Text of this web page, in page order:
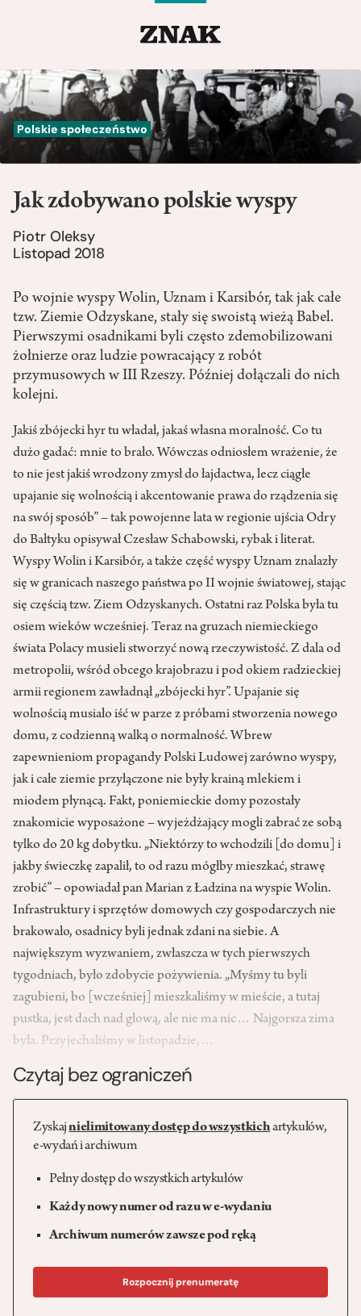
Polskie społeczeństwo
Jak zdobywano polskie wyspy
Piotr Oleksy
Listopad 2018
Po wojnie wyspy Wolin, Uznam i Karsibór, tak jak całe
tzw. Ziemie Odzyskane, stały się swoistą wieżą Babel.
Pierwszymi osadnikami byli często zdemobilizowani
żołnierze oraz ludzie powracający z robót
przymusowych w III Rzeszy. Później dołączali do nich
kolejni.
Jakiś zbójecki hyr tu władał, jakaś własna moralność. Co tu
dużo gadać: mnie to brało. Wówczas odniosłem wrażenie, że
to nie jest jakiś wrodzony zmysł do łajdactwa, lecz ciągłe
upajanie się wolnością i akcentowanie prawa do rządzenia się
na swój sposób” – tak powojenne lata w regionie ujścia Odry
do Bałtyku opisywał Czesław Schabowski, rybak i literat.
Wyspy Wolin i Karsibór, a także część wyspy Uznam znalazły
się w granicach naszego państwa po II wojnie światowej, stając
się częścią tzw. Ziem Odzyskanych. Ostatni raz Polska była tu
osiem wieków wcześniej. Teraz na gruzach niemieckiego
świata Polacy musieli stworzyć nową rzeczywistość. Z dala od
metropolii, wśród obcego krajobrazu i pod okiem radzieckiej
armii regionem zawładnął „zbójecki hyr”. Upajanie się
wolnością musiało iść w parze z próbami stworzenia nowego
domu, z codzienną walką o normalność. Wbrew
zapewnieniom propagandy Polski Ludowej zarówno wyspy,
jak i całe ziemie przyłączone nie były krainą mlekiem i
miodem płynącą. Fakt, poniemieckie domy pozostały
znakomicie wyposażone – wyjeżdżający mogli zabrać ze sobą
tylko do 20 kg dobytku. „Niektórzy to wchodzili [do domu] i
jakby świeczkę zapalił, to od razu mógłby mieszkać, strawę
zrobić” – opowiadał pan Marian z Ładzina na wyspie Wolin.
Infrastruktury i sprzętów domowych czy gospodarczych nie
brakowało, osadnicy byli jednak zdani na siebie. A
największym wyzwaniem, zwłaszcza w tych pierwszych
tygodniach, było zdobycie pożywienia. „Myśmy tu byli
zagubieni, bo [wcześniej] mieszkaliśmy w mieście, a tutaj
pustka, jest dach nad głową, ale nie ma nic… Najgorsza zima
była. Przyjechaliśmy w listopadzie,…
Czytaj bez ograniczeń
Zyskajnielimitowany dostęp do wszystkichartykułów,
e-wydań i archiwum
Pełny dostęp do wszystkich artykułów
Każdy nowy numer od razu w e-wydaniu
Archiwum numerów zawsze pod ręką
Rozpocznij prenumeratę